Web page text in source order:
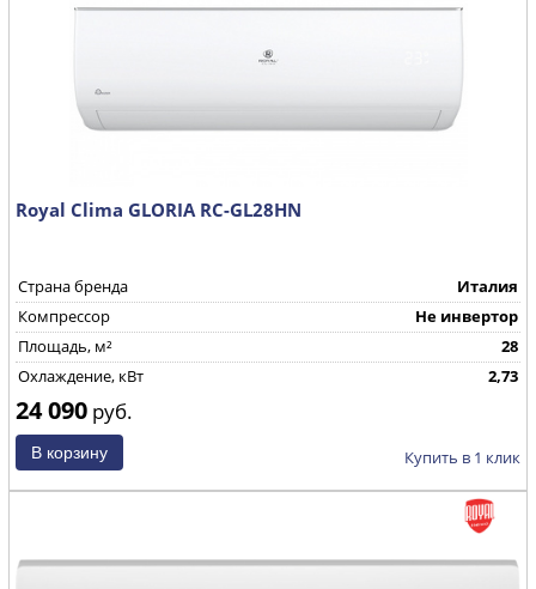
Royal Clima GLORIA RC-GL28HN
Страна бренда
Италия
Компрессор
Не инвертор
Площадь, м²
28
Охлаждение, кВт
2,73
24 090 руб.
Купить в 1 клик